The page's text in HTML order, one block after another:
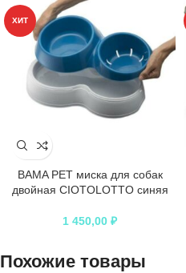
ХИТ
BAMA PET миска для собак
двойная CIOTOLOTTO синяя
1 450,00 ₽
Похожие товары